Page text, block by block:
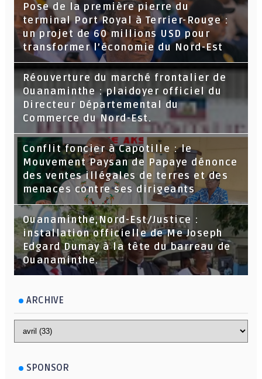
Pose de la première pierre du
terminal Port Royal à Terrier-Rouge :
un projet de 60 millions USD pour
transformer l’économie du Nord-Est
Réouverture du marché frontalier de
Ouanaminthe : plaidoyer officiel du
Directeur Départemental du
Commerce du Nord-Est.
Conflit foncier à Capotille : le
Mouvement Paysan de Papaye dénonce
des ventes illégales de terres et des
menaces contre ses dirigeants
Ouanaminthe,Nord-Est/Justice :
installation officielle de Me Joseph
Edgard Dumay à la tête du barreau de
Ouanaminthe.
ARCHIVE
SPONSOR